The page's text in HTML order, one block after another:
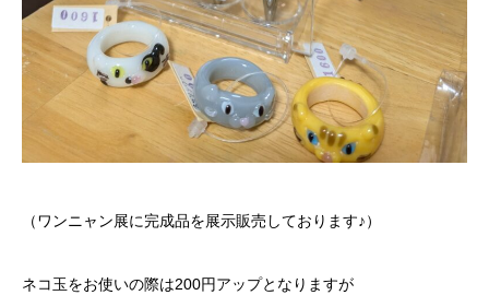
（ワンニャン展に完成品を展示販売しております♪）
ネコ玉をお使いの際は200円アップとなりますが